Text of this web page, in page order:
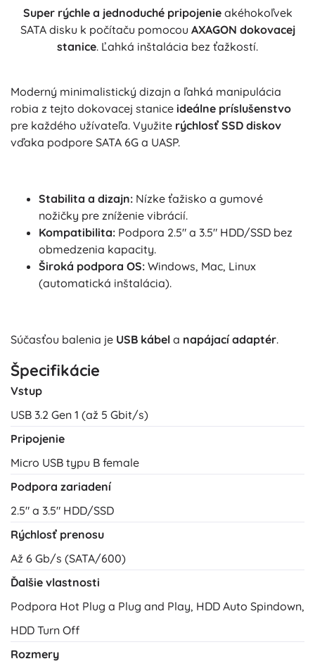
Super rýchle a jednoduché pripojenieakéhokoľvek
SATA disku k počítaču pomocou AXAGON dokovacej
stanice. Ľahká inštalácia bez ťažkostí.
Moderný minimalistický dizajn a ľahká manipulácia
robia z tejto dokovacej stanice ideálne príslušenstvo
pre každého užívateľa. Využite rýchlosť SSD diskov
vďaka podpore SATA 6G a UASP.
Stabilita a dizajn: Nízke ťažisko a gumové
nožičky pre zníženie vibrácií.
Kompatibilita: Podpora 2.5" a 3.5" HDD/SSD bez
obmedzenia kapacity.
Široká podpora OS: Windows, Mac, Linux
(automatická inštalácia).
Súčasťou balenia je USB kábel a napájací adaptér.
Špecifikácie
Vstup
USB 3.2 Gen 1 (až 5 Gbit/s)
Pripojenie
Micro USB typu B female
Podpora zariadení
2.5" a 3.5" HDD/SSD
Rýchlosť prenosu
Až 6 Gb/s (SATA/600)
Ďalšie vlastnosti
Podpora Hot Plug a Plug and Play, HDD Auto Spindown,
HDD Turn Off
Rozmery